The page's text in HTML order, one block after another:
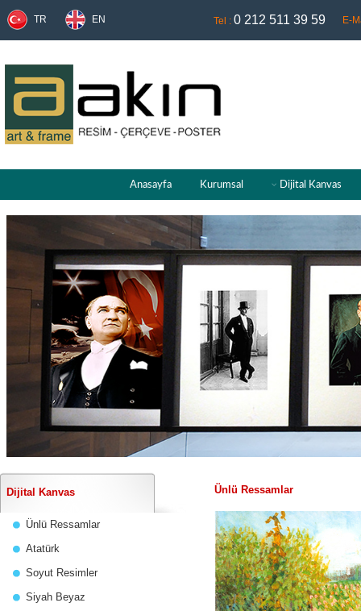
TR EN Tel : 0 212 511 39 59 E-
Anasayfa Kurumsal Dijital Kanvas
Dijital Kanvas
Ünlü Ressamlar
Atatürk
Soyut Resimler
Siyah Beyaz
Ünlü Ressamlar